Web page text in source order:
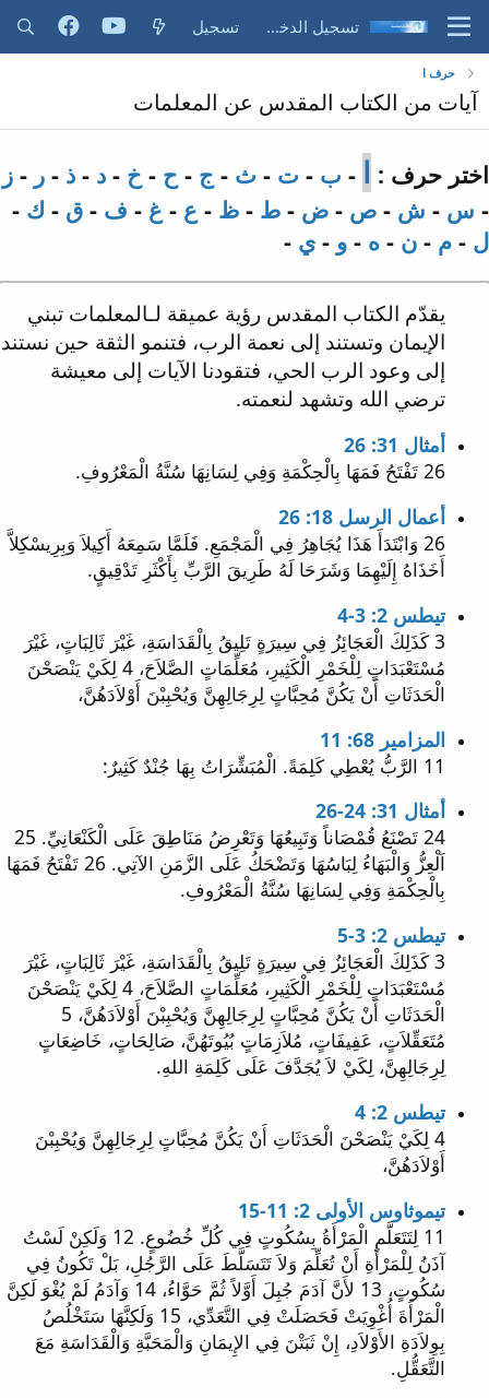
تسجيل الدخول تسجيل
حرف ا
آيات من الكتاب المقدس عن المعلمات
اختر حرف : ا - ب - ت - ث - ج - ح - خ - د - ذ - ر - ز
- س - ش - ص - ض - ط - ظ - ع - غ - ف - ق - ك -
ل - م - ن - ه - و - ي -
يقدّم الكتاب المقدس رؤية عميقة لـالمعلمات تبني
الإيمان وتستند إلى نعمة الرب، فتنمو الثقة حين نستند
إلى وعود الرب الحي، فتقودنا الآيات إلى معيشة
ترضي الله وتشهد لنعمته.
أمثال 31: 26
26 تَفْتَحُ فَمَهَا بِالْحِكْمَةِ وَفِي لِسَانِهَا سُنَّةُ الْمَعْرُوفِ.
أعمال الرسل 18: 26
26 وَابْتَدَأَ هَذَا يُجَاهِرُ فِي الْمَجْمَعِ. فَلَمَّا سَمِعَهُ أَكِيلاَ وَبِرِيسْكِلاَّ
أَخَذَاهُ إِلَيْهِمَا وَشَرَحَا لَهُ طَرِيقَ الرَّبِّ بِأَكْثَرِ تَدْقِيقٍ.
تيطس 2: 3-4
3 كَذَلِكَ الْعَجَائِزُ فِي سِيرَةٍ تَلِيقُ بِالْقَدَاسَةِ، غَيْرَ ثَالِبَاتٍ، غَيْرَ
مُسْتَعْبَدَاتٍ لِلْخَمْرِ الْكَثِيرِ، مُعَلِّمَاتٍ الصَّلاَحَ، 4 لِكَيْ يَنْصَحْنَ
الْحَدَثَاتِ أَنْ يَكُنَّ مُحِبَّاتٍ لِرِجَالِهِنَّ وَيُحْبِبْنَ أَوْلاَدَهُنَّ،
المزامير 68: 11
11 الرَّبُّ يُعْطِي كَلِمَةً. الْمُبَشِّرَاتُ بِهَا جُنْدٌ كَثِيرٌ:
أمثال 31: 24-26
24 تَصْنَعُ قُمْصَاناً وَتَبِيعُهَا وَتَعْرِضُ مَنَاطِقَ عَلَى الْكَنْعَانِيِّ. 25
اَلْعِزُّ وَالْبَهَاءُ لِبَاسُهَا وَتَضْحَكُ عَلَى الزَّمَنِ الآتِي. 26 تَفْتَحُ فَمَهَا
بِالْحِكْمَةِ وَفِي لِسَانِهَا سُنَّةُ الْمَعْرُوفِ.
تيطس 2: 3-5
3 كَذَلِكَ الْعَجَائِزُ فِي سِيرَةٍ تَلِيقُ بِالْقَدَاسَةِ، غَيْرَ ثَالِبَاتٍ، غَيْرَ
مُسْتَعْبَدَاتٍ لِلْخَمْرِ الْكَثِيرِ، مُعَلِّمَاتٍ الصَّلاَحَ، 4 لِكَيْ يَنْصَحْنَ
الْحَدَثَاتِ أَنْ يَكُنَّ مُحِبَّاتٍ لِرِجَالِهِنَّ وَيُحْبِبْنَ أَوْلاَدَهُنَّ، 5
مُتَعَقِّلاَتٍ، عَفِيفَاتٍ، مُلاَزِمَاتٍ بُيُوتَهُنَّ، صَالِحَاتٍ، خَاضِعَاتٍ
لِرِجَالِهِنَّ، لِكَيْ لاَ يُجَدَّفَ عَلَى كَلِمَةِ اللهِ.
تيطس 2: 4
4 لِكَيْ يَنْصَحْنَ الْحَدَثَاتِ أَنْ يَكُنَّ مُحِبَّاتٍ لِرِجَالِهِنَّ وَيُحْبِبْنَ
أَوْلاَدَهُنَّ،
تيموثاوس الأولى 2: 11-15
11 لِتَتَعَلَّمِ الْمَرْأَةُ بِسُكُوتٍ فِي كُلِّ خُضُوعٍ. 12 وَلَكِنْ لَسْتُ
آذَنُ لِلْمَرْأَةِ أَنْ تُعَلِّمَ وَلاَ تَتَسَلَّطَ عَلَى الرَّجُلِ، بَلْ تَكُونُ فِي
سُكُوتٍ، 13 لأَنَّ آدَمَ جُبِلَ أَوَّلاً ثُمَّ حَوَّاءُ، 14 وَآدَمُ لَمْ يُغْوَ لَكِنَّ
الْمَرْأَةَ أُغْوِيَتْ فَحَصَلَتْ فِي التَّعَدِّي، 15 وَلَكِنَّهَا سَتَخْلُصُ
بِوِلاَدَةِ الأَوْلاَدِ، إِنْ ثَبَتْنَ فِي الإِيمَانِ وَالْمَحَبَّةِ وَالْقَدَاسَةِ مَعَ
التَّعَقُّلِ.